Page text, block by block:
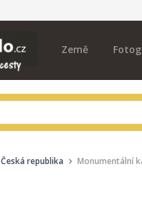
Země
Česká republika Monumentální